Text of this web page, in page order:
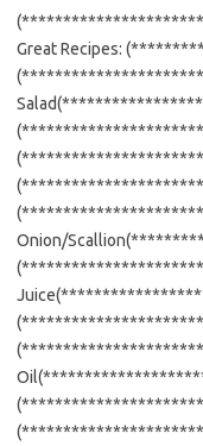
Great Recipes:
Onion/